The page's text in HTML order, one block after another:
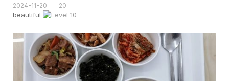
2024-11-20 20
beautiful